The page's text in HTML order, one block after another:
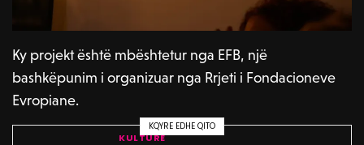
Ky projekt është mbështetur nga EFB, një
bashkëpunim i organizuar nga Rrjeti i Fondacioneve
Evropiane.
KQYRE EDHE QITO
KULTURË